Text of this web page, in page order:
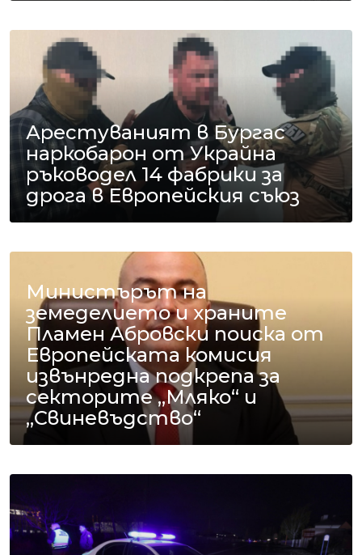
Арестуваният в Бургас
наркобарон от Украйна
ръководел 14 фабрики за
дрога в Европейския съюз
Министърът на
земеделието и храните
Пламен Абровски поиска от
Европейската комисия
извънредна подкрепа за
секторите „Мляко“ и
„Свиневъдство“